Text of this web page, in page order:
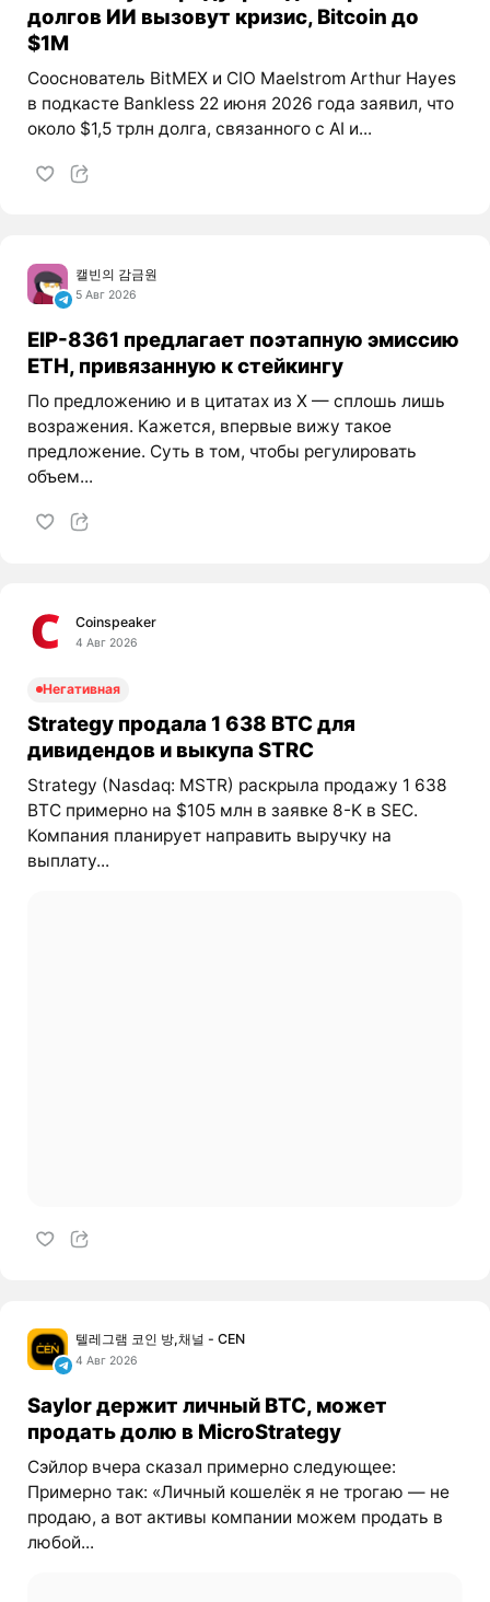
долгов ИИ вызовут кризис, Bitcoin до
$1M
Сооснователь BitMEX и CIO Maelstrom Arthur Hayes
в подкасте Bankless 22 июня 2026 года заявил, что
около $1,5 трлн долга, связанного с AI и...
캘빈의 감금원
5 Авг 2026
EIP-8361 предлагает поэтапную эмиссию
ETH, привязанную к стейкингу
По предложению и в цитатах из X — сплошь лишь
возражения. Кажется, впервые вижу такое
предложение. Суть в том, чтобы регулировать
объем...
Coinspeaker
4 Авг 2026
Негативная
Strategy продала 1 638 BTC для
дивидендов и выкупа STRC
Strategy (Nasdaq: MSTR) раскрыла продажу 1 638
BTC примерно на $105 млн в заявке 8-K в SEC.
Компания планирует направить выручку на
выплату...
텔레그램 코인 방,채널 - CEN
4 Авг 2026
Saylor держит личный BTC, может
продать долю в MicroStrategy
Сэйлор вчера сказал примерно следующее:
Примерно так: «Личный кошелёк я не трогаю — не
продаю, а вот активы компании можем продать в
любой...